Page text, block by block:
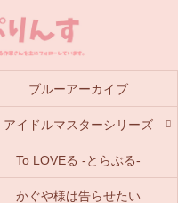
ブルーアーカイブ
アイドルマスターシリーズ
To LOVEる -とらぶる-
かぐや様は告らせたい